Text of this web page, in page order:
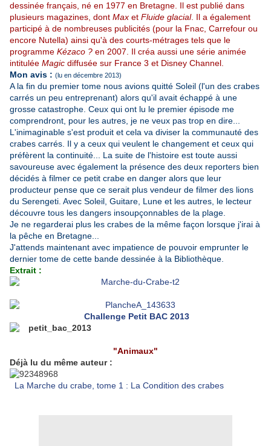
dessinée français, né en 1977 en Bretagne. Il est publié dans
plusieurs magazines, dont Max et Fluide glacial. Il a également
participé à de nombreuses publicités (pour la Fnac, Carrefour ou
encore Nutella) ainsi qu'à des courts-métrages tels que le
programme Kézaco ? en 2007. Il créa aussi une série animée
intitulée Magic diffusée sur France 3 et Disney Channel.
Mon avis : (lu en décembre 2013)
A la fin du premier tome nous avions quitté Soleil (l'un des crabes
carrés un peu entreprenant) alors qu'il avait échappé à une
grosse catastrophe. Ceux qui ont lu le premier épisode me
comprendront, pour les autres, je ne veux pas trop en dire...
L'inimaginable s'est produit et cela va diviser la communauté des
crabes carrés. Il y a ceux qui veulent le changement et ceux qui
préfèrent la continuité... La suite de l'histoire est toute aussi
savoureuse avec également la présence des deux reporters bien
décidés à filmer ce petit crabe en danger alors que leur
producteur pense que ce serait plus vendeur de filmer des lions
du Serengeti. Avec Soleil, Guitare, Lune et les autres, le lecteur
découvre tous les dangers insoupçonnables de la plage.
Je ne regarderai plus les crabes de la même façon lorsque j'irai à
la pêche en Bretagne...
J'attends maintenant avec impatience de pouvoir emprunter le
dernier tome de cette bande dessinée à la Bibliothèque.
Extrait :
Challenge Petit BAC 2013
"Animaux"
Déjà lu du même auteur :
La Marche du crabe, tome 1 : La Condition des crabes